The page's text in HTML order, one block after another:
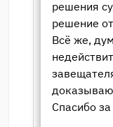
решения
решение
Всё же,
Спасибо